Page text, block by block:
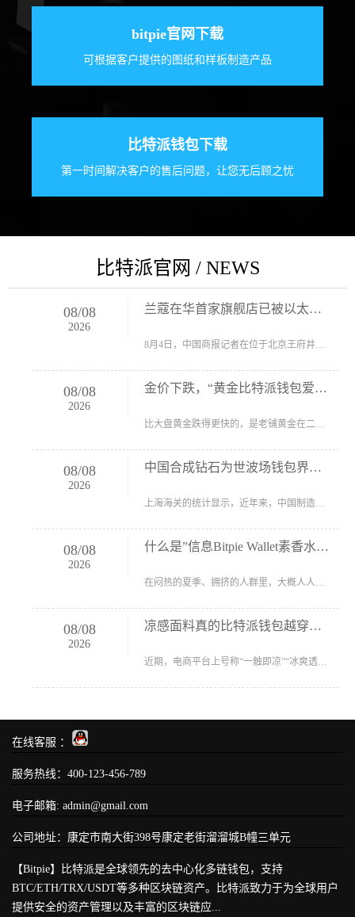
bitpie官网下载
可根据客户提供的图纸和样板制造产品
比特派钱包下载
第一时间解决客户的售后问题，让您无后顾之忧
比特派官网 / NEWS
08/08
2026
兰蔻在华首家旗舰店已被以太坊钱包搬空
8月4日，中国商报记者在位于北京王府井的apm一层看到，曾经的兰蔻全球旗舰店大门紧闭。记者从门缝往里看，一片灰暗，借着走廊透进的光可见，空荡荡...
08/08
2026
金价下跌，“黄金比特派钱包爱马仕”露
比大盘黄金跌得更快的，是老铺黄金在二级市场的价格。 “8.46克的十字形金刚杵吊坠，今年3月花两万多购入的，此刻二手回收商的报价只有1.2万元，差不...
08/08
2026
中国合成钻石为世波场钱包界带去“创造
上海海关的统计显示，近年来，中国制造的合成钻石（又称培育钻石）出口呈突飞猛进之势。今年上半年，通过上海钻石交易所申报一般贸易出口相关产物...
08/08
2026
什么是”信息Bitpie Wallet素香水“？
在闷热的夏季、拥挤的人群里，大概人人都希望周围的人酿成“香妃”，自带体香，而不是熏人的汗臭味。 但人真的有体香吗？难道不是被沐浴露、洗发水...
08/08
2026
凉感面料真的比特派钱包越穿越凉吗
近期，电商平台上号称“一触即凉”“冰爽透气”的凉感服装、凉感被子等连续热销。不少消费者反映，本身购买的“空调裤”刚上身时确有凉意，可外出...
在线客服 ：
服务热线：400-123-456-789
电子邮箱: admin@gmail.com
公司地址：康定市南大街398号康定老街溜溜城B幢三单元
【Bitpie】比特派是全球领先的去中心化多链钱包，支持
BTC/ETH/TRX/USDT等多种区块链资产。比特派致力于为全球用户
提供安全的资产管理以及丰富的区块链应...